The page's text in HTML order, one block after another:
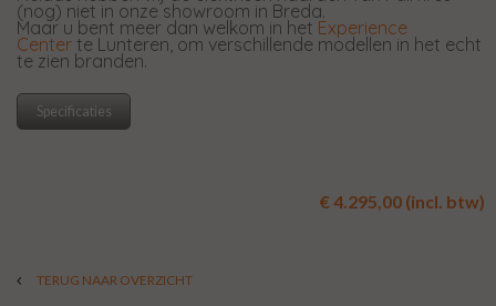
(nog) niet in onze showroom in Breda.
Maar u bent meer dan welkom in het Experience
Center te Lunteren, om verschillende modellen in het echt
te zien branden.
Specificaties
€ 4.295,00 (incl. btw)
TERUG NAAR OVERZICHT